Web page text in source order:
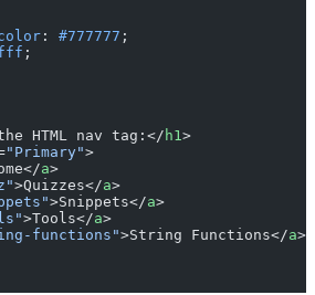
: #777777 ;
;
HTML nav tag:</ h1>
"Primary">
a>
>Quizzes</a>
>Snippets</a>
>Tools</a>
functions">String Functions</a>